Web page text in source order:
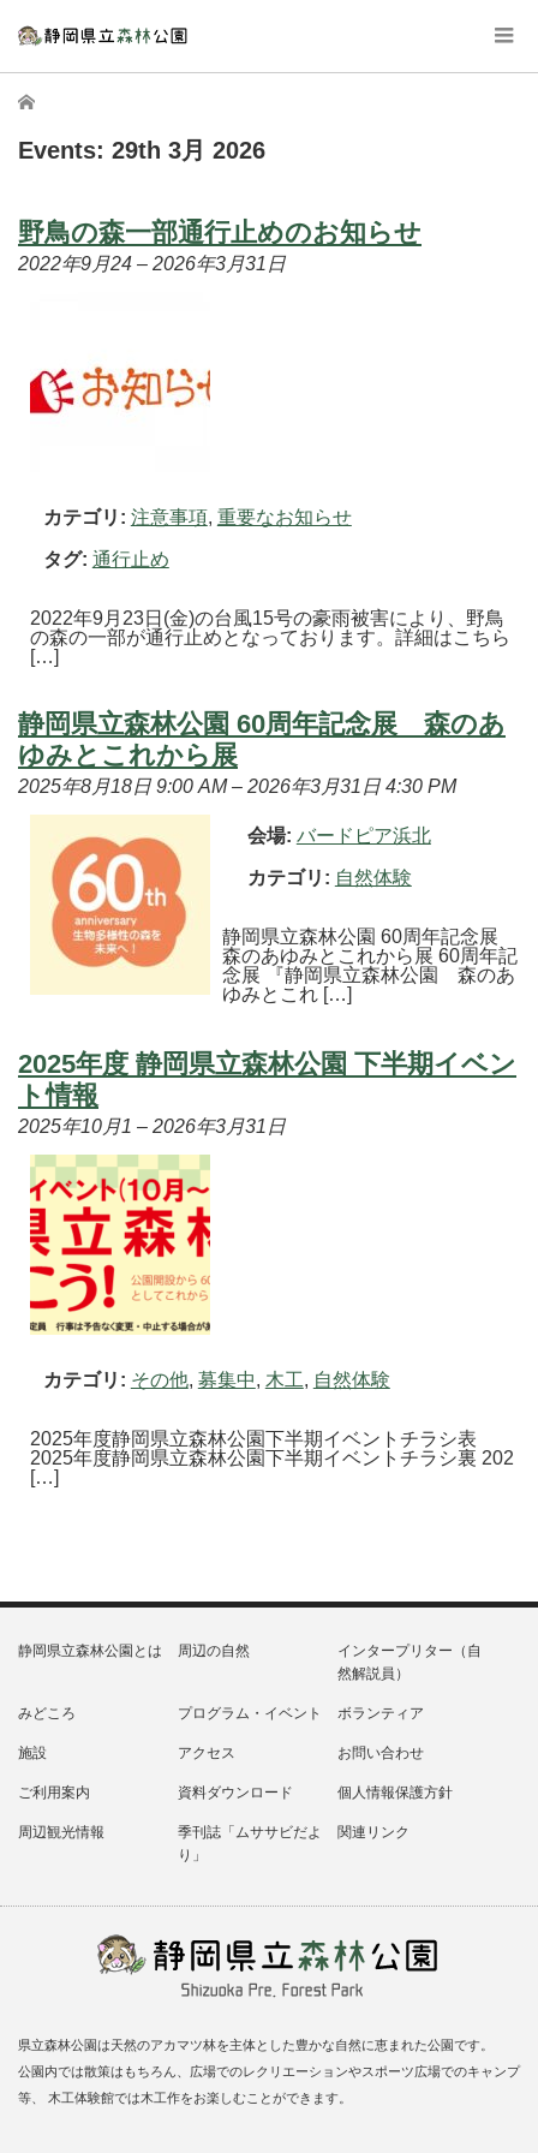
ホーム
Events: 29th 3月 2026
野鳥の森一部通行止めのお知らせ
2022年9月24 – 2026年3月31日
カテゴリ: 注意事項, 重要なお知らせ
タグ: 通行止め
2022年9月23日(金)の台風15号の豪雨被害により、野鳥
の森の一部が通行止めとなっております。詳細はこちら
[…]
静岡県立森林公園 60周年記念展 森のあ
ゆみとこれから展
2025年8月18日 9:00 AM– 2026年3月31日 4:30 PM
会場: バードピア浜北
カテゴリ: 自然体験
静岡県立森林公園 60周年記念展
森のあゆみとこれから展 60周年記
念展 『静岡県立森林公園 森のあ
ゆみとこれ […]
2025年度 静岡県立森林公園 下半期イベン
ト情報
2025年10月1 – 2026年3月31日
カテゴリ: その他, 募集中, 木工, 自然体験
2025年度静岡県立森林公園下半期イベントチラシ表
2025年度静岡県立森林公園下半期イベントチラシ裏 202
[…]
静岡県立森林公園とは 周辺の自然
インタープリター（自
然解説員）
みどころ プログラム・イベント ボランティア
施設 アクセス お問い合わせ
ご利用案内 資料ダウンロード 個人情報保護方針
周辺観光情報
季刊誌「ムササビだよ
り」
関連リンク
県立森林公園は天然のアカマツ林を主体とした豊かな自然に恵まれた公園です。
公園内では散策はもちろん、広場でのレクリエーションやスポーツ広場でのキャンプ
等、 木工体験館では木工作をお楽しむことができます。